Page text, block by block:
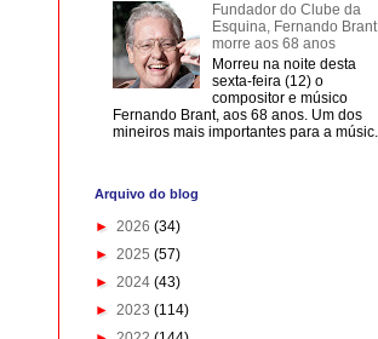
Fundador do Clube da
Esquina, Fernando Brant
morre aos 68 anos
Morreu na noite desta
sexta-feira (12) o
compositor e músico
Fernando Brant, aos 68 anos. Um dos
mineiros mais importantes para a músic...
Arquivo do blog
► 2026 (34)
► 2025 (57)
► 2024 (43)
► 2023 (114)